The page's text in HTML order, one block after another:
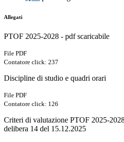
Allegati
PTOF 2025-2028 - pdf scaricabile
File PDF
Contatore click: 237
Discipline di studio e quadri orari
File PDF
Contatore click: 126
Criteri di valutazione PTOF 2025-
delibera 14 del 15.12.2025